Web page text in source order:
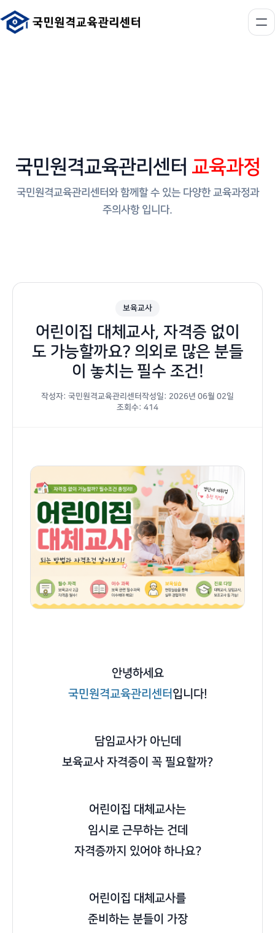
국민원격교육관리센터 교육과정
국민원격교육관리센터와 함께할 수 있는 다양한 교육과정과
주의사항 입니다.
보육교사
어린이집 대체교사, 자격증 없이
도 가능할까요? 의외로 많은 분들
이 놓치는 필수 조건!
작성자: 국민원격교육관리센터 작성일: 2026년 06월 02일
조회수: 414
안녕하세요
국민원격교육관리센터입니다!
담임교사가 아닌데
보육교사 자격증이 꼭 필요할까?
어린이집 대체교사는
임시로 근무하는 건데
자격증까지 있어야 하나요?
어린이집 대체교사를
준비하는 분들이 가장